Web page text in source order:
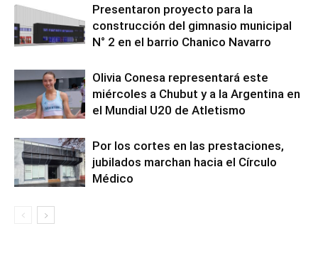
Presentaron proyecto para la
construcción del gimnasio municipal
N° 2 en el barrio Chanico Navarro
Olivia Conesa representará este
miércoles a Chubut y a la Argentina en
el Mundial U20 de Atletismo
Por los cortes en las prestaciones,
jubilados marchan hacia el Círculo
Médico